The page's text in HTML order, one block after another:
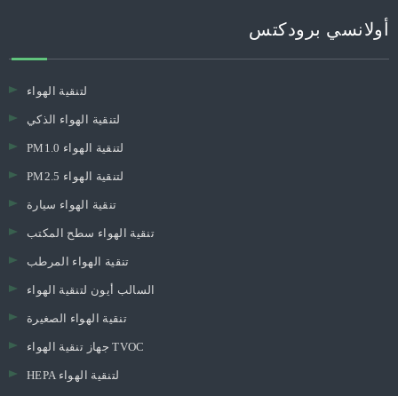
أولانسي برودكتس
لتنقية الهواء
لتنقية الهواء الذكي
PM1.0 لتنقية الهواء
PM2.5 لتنقية الهواء
تنقية الهواء سيارة
تنقية الهواء سطح المكتب
تنقية الهواء المرطب
السالب أيون لتنقية الهواء
تنقية الهواء الصغيرة
جهاز تنقية الهواء TVOC
HEPA لتنقية الهواء